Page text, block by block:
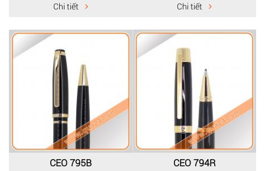
Chi tiết Chi tiết
CEO 795B CEO 794R